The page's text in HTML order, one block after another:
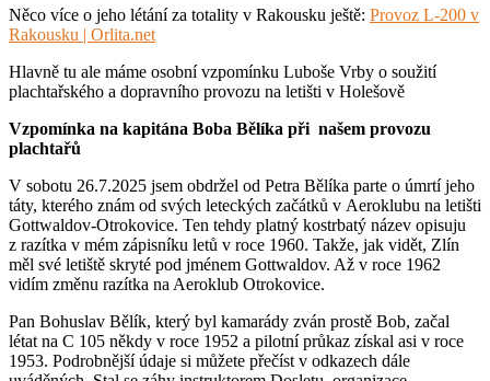
Něco více o jeho létání za totality v Rakousku ještě: Provoz L-200 v
Rakousku | Orlita.net
Hlavně tu ale máme osobní vzpomínku Luboše Vrby o soužití
plachtařského a dopravního provozu na letišti v Holešově
Vzpomínka na kapitána Boba Bělíka při našem provozu
plachtařů
V sobotu 26.7.2025 jsem obdržel od Petra Bělíka parte o úmrtí jeho
táty, kterého znám od svých leteckých začátků v Aeroklubu na letišti
Gottwaldov-Otrokovice. Ten tehdy platný kostrbatý název opisuju
z razítka v mém zápisníku letů v roce 1960. Takže, jak vidět, Zlín
měl své letiště skryté pod jménem Gottwaldov. Až v roce 1962
vidím změnu razítka na Aeroklub Otrokovice.
Pan Bohuslav Bělík, který byl kamarády zván prostě Bob, začal
létat na C 105 někdy v roce 1952 a pilotní průkaz získal asi v roce
1953. Podrobnější údaje si můžete přečíst v odkazech dále